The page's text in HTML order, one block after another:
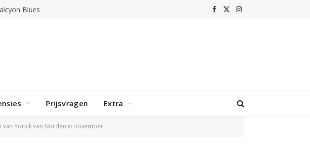
Blues Facebook
X
Instagram
Prijsvragen Extra
Yorick van Norden in november